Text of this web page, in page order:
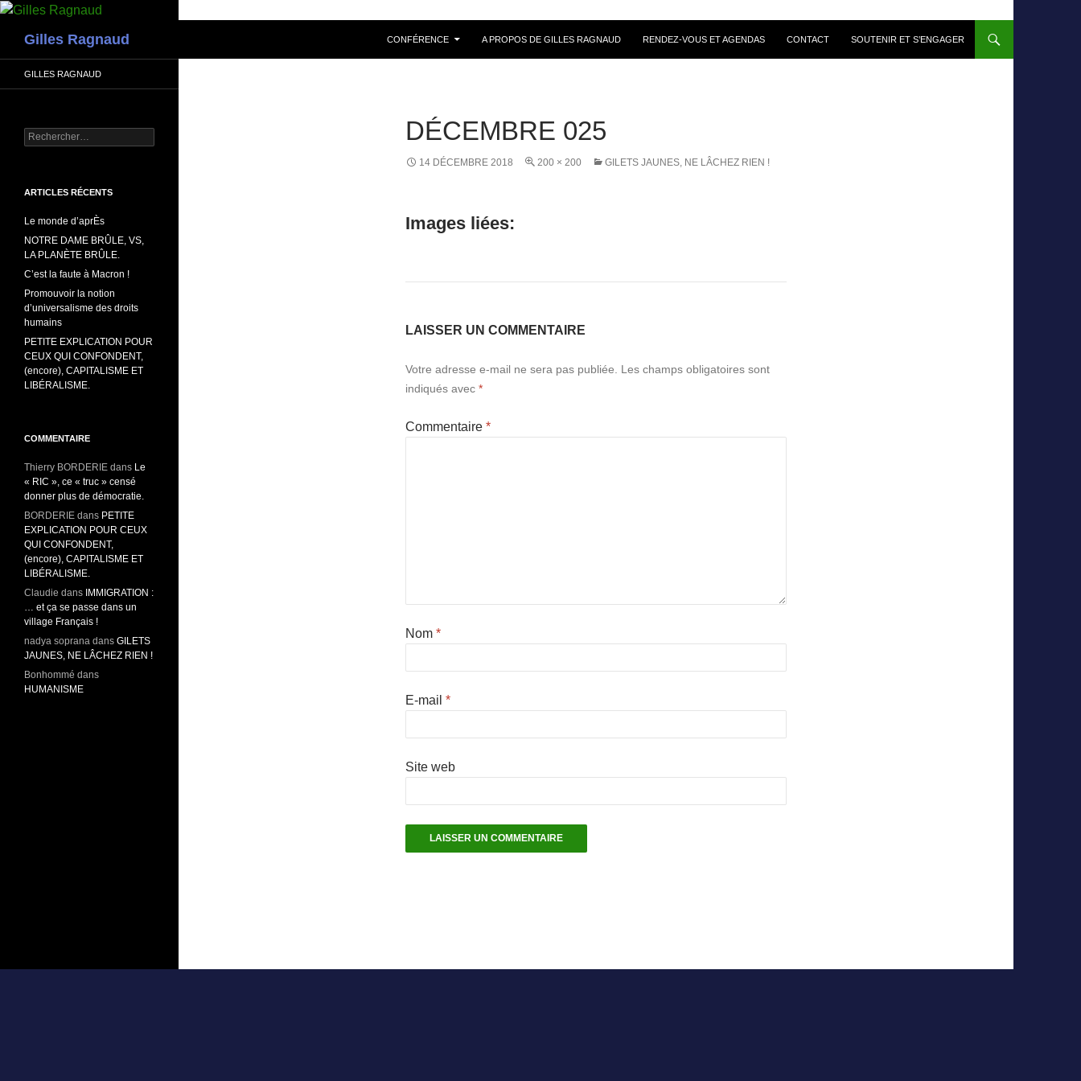
Gilles Ragnaud
CONFÉRENCE
A PROPOS DE GILLES RAGNAUD RENDEZ-VOUS ET AGENDAS CONTACT SOUTENIR ET S’ENGAGER
DÉCEMBRE 025
14 DÉCEMBRE 2018 200 × 200 GILETS JAUNES, NE LÂCHEZ RIEN !
Images liées:
LAISSER UN COMMENTAIRE
Votre adresse e-mail ne sera pas publiée.
Les champs obligatoires sont
indiqués avec *
Commentaire *
Nom *
E-mail *
Site web
GILLES RAGNAUD
Rechercher :
ARTICLES RÉCENTS
Le monde d’aprÈs
NOTRE DAME BRÛLE, VS,
LA PLANÈTE BRÛLE.
C’est la faute à Macron !
Promouvoir la notion
d’universalisme des droits
humains
PETITE EXPLICATION POUR
CEUX QUI CONFONDENT,
(encore), CAPITALISME ET
LIBÉRALISME.
COMMENTAIRE
Thierry BORDERIE dans Le
« RIC », ce « truc » censé
donner plus de démocratie.
BORDERIE dans PETITE
EXPLICATION POUR CEUX
QUI CONFONDENT,
(encore), CAPITALISME ET
LIBÉRALISME.
Claudie dans IMMIGRATION :
… et ça se passe dans un
village Français !
nadya soprana dans GILETS
JAUNES, NE LÂCHEZ RIEN !
Bonhommé dans
HUMANISME